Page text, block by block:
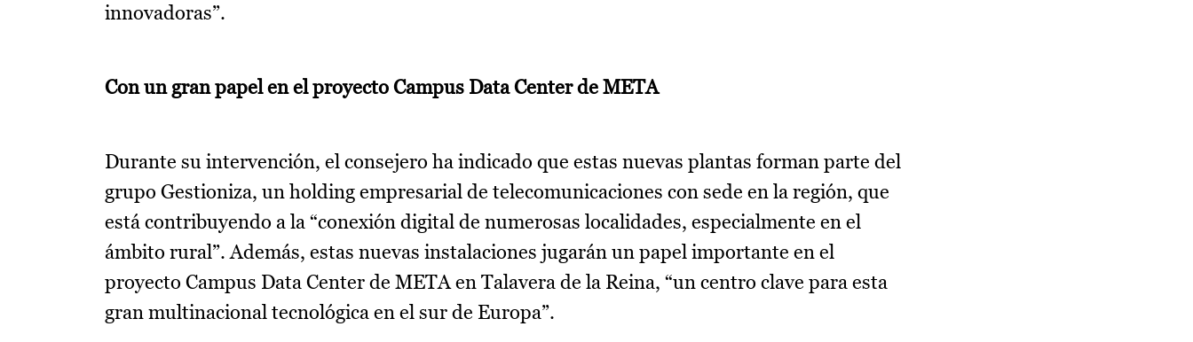
innovadoras”.
Con un gran papel en el proyecto Campus Data Center de META
Durante su intervención, el consejero ha indicado que estas nuevas plantas forman parte del
grupo Gestioniza, un holding empresarial de telecomunicaciones con sede en la región, que
está contribuyendo a la “conexión digital de numerosas localidades, especialmente en el
ámbito rural”. Además, estas nuevas instalaciones jugarán un papel importante en el
proyecto Campus Data Center de META en Talavera de la Reina, “un centro clave para esta
gran multinacional tecnológica en el sur de Europa”.